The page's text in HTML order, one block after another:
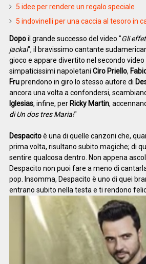
5 idee per rendere un regalo speciale
5 indovinelli per una caccia al tesoro in
Dopoil grande successo del video "Gli
jackal", il bravissimo cantante
gioco e appare divertito nel secondo video
simpaticissimi napoletani Ciro Priello,
Fruprendono in giro lo stesso autore di
ancora una volta a confondersi,
Iglesias, infine, per Ricky Martin,
di Un dos tres Maria!"
Despacitoè una di quelle canzoni che,
prima volta, risultano subito magiche; di
sentire qualcosa dentro. Non appena
Despacito non puoi fare a meno di
pop. Insomma, Despacito è uno di quei
entrano subito nella testa e ti rendono